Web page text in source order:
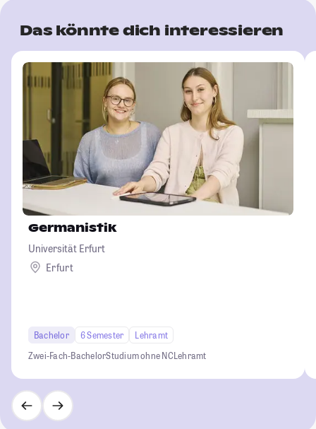
Das könnte dich interessieren
Germanistik
Universität Erfurt
Erfurt
Bachelor 6 Semester
Lehramt
Zwei-Fach-BachelorStudium ohne NCLehramt